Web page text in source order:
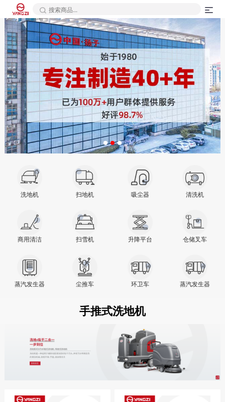
洗地机 扫地机 吸尘器 清洗机
商用清洁 扫雪机 升降平台 仓储叉车
蒸汽发生器 尘推车 环卫车 蒸汽发生器
手推式洗地机